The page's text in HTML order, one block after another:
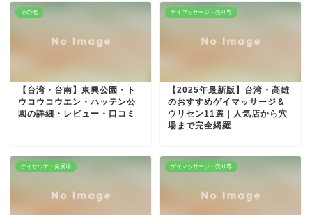
その他
【台湾・台南】東興公園・ト
ウコウコウエン・ハッテン公
園の詳細・レビュー・口コミ
ゲイマッサージ・売り専
【2025年最新版】台湾・高雄
のおすすめゲイマッサージ＆
ウリセン11選｜人気店から穴
場まで完全網羅
ゲイサウナ・発展場 ゲイマッサージ・売り専